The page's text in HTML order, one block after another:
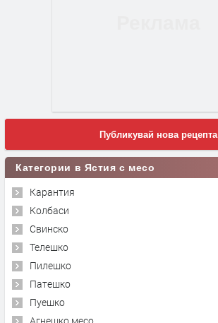
Публикувай нова рецепта
Категории в Ястия с месо
Карантия
Колбаси
Свинско
Телешко
Пилешко
Патешко
Пуешко